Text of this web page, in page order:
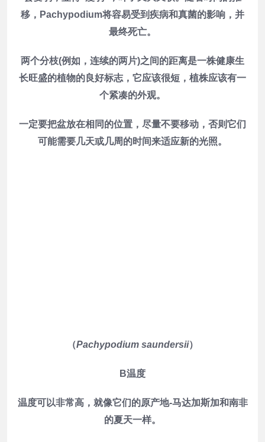
移，Pachypodium将容易受到疾病和真菌的影响，并
最终死亡。
两个分枝(例如，连续的两片)之间的距离是一株健康生
长旺盛的植物的良好标志，它应该很短，植株应该有一
个紧凑的外观。
一定要把盆放在相同的位置，尽量不要移动，否则它们
可能需要几天或几周的时间来适应新的光照。
（Pachypodium saundersii）
B温度
温度可以非常高，就像它们的原产地-马达加斯加和南非
的夏天一样。